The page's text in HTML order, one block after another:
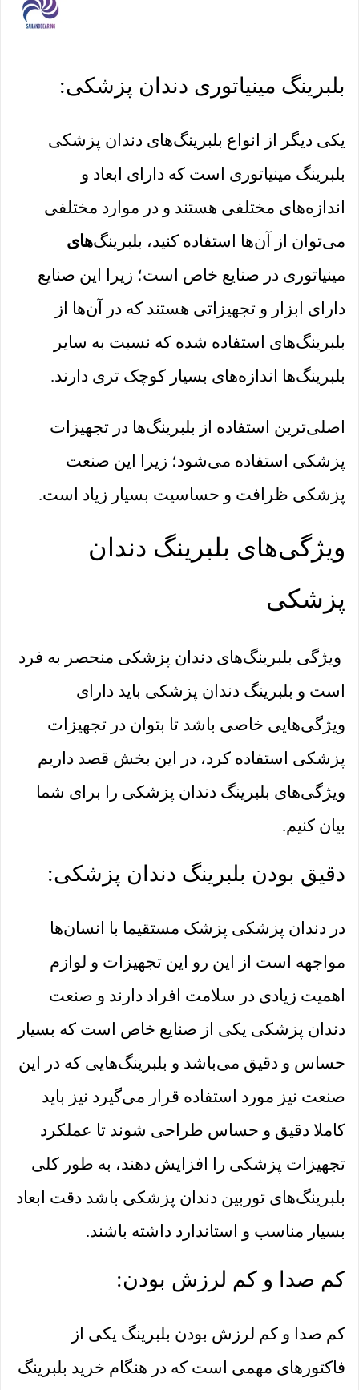
بلبرینگ مینیاتوری دندان پزشکی:
یکی دیگر از انواع بلبرینگ‌های دندان پزشکی
بلبرینگ مینیاتوری است که دارای ابعاد و
اندازه‌های مختلفی هستند و در موارد مختلفی
می‌توان از آن‌ها استفاده کنید، بلبرینگ‌های
مینیاتوری در صنایع خاص است؛ زیرا این صنایع
دارای ابزار و تجهیزاتی هستند که در آن‌ها از
بلبرینگ‌های استفاده شده که نسبت به سایر
بلبرینگ‌ها اندازه‌های بسیار کوچک تری دارند.
اصلی‌ترین استفاده از بلبرینگ‌ها در تجهیزات
پزشکی استفاده می‌شود؛ زیرا این صنعت
پزشکی ظرافت و حساسیت بسیار زیاد است.
ویژگی‌های بلبرینگ دندان
پزشکی
ویژگی بلبرینگ‌های دندان پزشکی منحصر به فرد
است و بلبرینگ دندان پزشکی باید دارای
ویژگی‌هایی خاصی باشد تا بتوان در تجهیزات
پزشکی استفاده کرد، در این بخش قصد داریم
ویژگی‌های بلبرینگ دندان پزشکی را برای شما
بیان کنیم.
دقیق بودن بلبرینگ دندان پزشکی:
در دندان پزشکی پزشک مستقیما با انسان‌ها
مواجهه است از این رو این تجهیزات و لوازم
اهمیت زیادی در سلامت افراد دارند و صنعت
دندان پزشکی یکی از صنایع خاص است که بسیار
حساس و دقیق می‌باشد و بلبرینگ‌هایی که در این
صنعت نیز مورد استفاده قرار می‌گیرد نیز باید
کاملا دقیق و حساس طراحی شوند تا عملکرد
تجهیزات پزشکی را افزایش دهند، به طور کلی
بلبرینگ‌های توربین دندان پزشکی باشد دقت ابعاد
بسیار مناسب و استاندارد داشته باشند.
کم صدا و کم لرزش بودن:
کم صدا و کم لرزش بودن بلبرینگ یکی از
فاکتور‌های مهمی است که در هنگام خرید بلبرینگ